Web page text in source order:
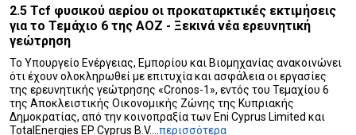
2.5 Tcf φυσικού αερίου οι προκαταρκτικές εκτιμήσεις
για το Τεμάχιο 6 της ΑΟΖ - Ξεκινά νέα ερευνητική
γεώτρηση
Το Υπουργείο Ενέργειας, Εμπορίου και Βιομηχανίας ανακοινώνει
ότι έχουν ολοκληρωθεί με επιτυχία και ασφάλεια οι εργασίες
της ερευνητικής γεώτρησης «Cronos-1», εντός του Τεμαχίου 6
της Αποκλειστικής Οικονομικής Ζώνης της Κυπριακής
Δημοκρατίας, από την κοινοπραξία των Εni Cyprus Limited και
TotalEnergies EP Cyprus B.V.... περισσότερα